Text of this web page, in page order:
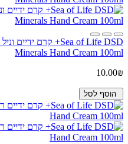
Minerals Hand Cream 100ml
10.00₪
הוסף לסל